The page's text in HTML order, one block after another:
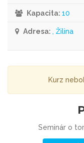
Kapacita: 10
Adresa: , Žilina
Kurz
Seminár o